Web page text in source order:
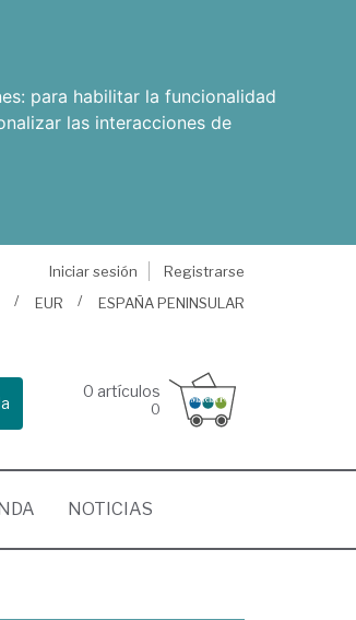
para habilitar la funcionalidad
las interacciones de
Iniciar sesión
Registrarse
EUR ESPAÑA PENINSULAR
0 artículos
0
NOTICIAS